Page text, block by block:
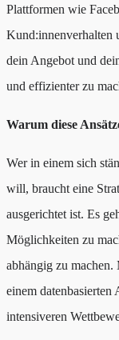
Plattformen wie
Kund:innenverhalten
dein Angebot und
und effizienter zu
Warum diese
Wer in einem sich
will, braucht eine
ausgerichtet ist. Es
Möglichkeiten zu
abhängig zu
einem datenbasierten
intensiveren